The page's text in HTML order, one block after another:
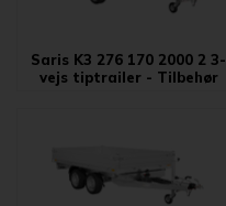
Saris K3 276 170 2000 2 3-
vejs tiptrailer - Tilbehør